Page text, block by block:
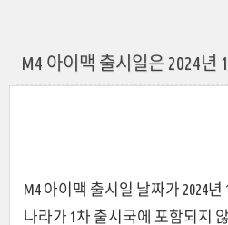
M4 아이맥 출시일은 2024년
M4 아이맥 출시일 날짜가 2024년
나라가 1차 출시국에 포함되지